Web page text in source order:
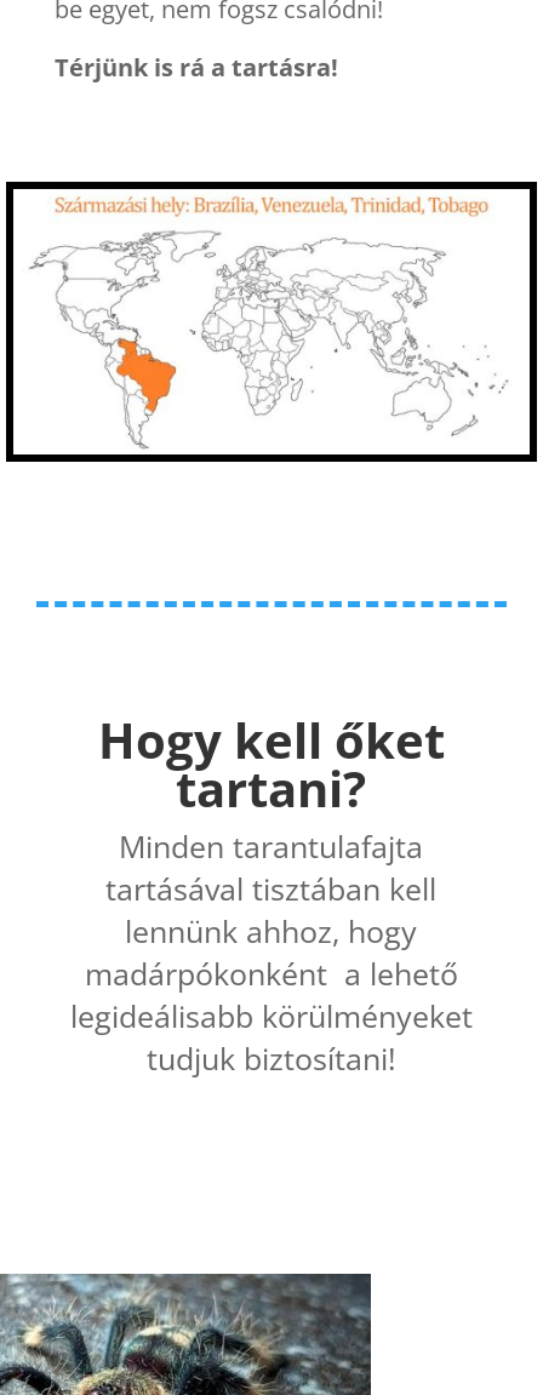
be egyet, nem fogsz csalódni!
Térjünk is rá a tartásra!
Hogy kell őket
tartani?
Minden tarantulafajta
tartásával tisztában kell
lennünk ahhoz, hogy
madárpókonként a lehető
legideálisabb körülményeket
tudjuk biztosítani!